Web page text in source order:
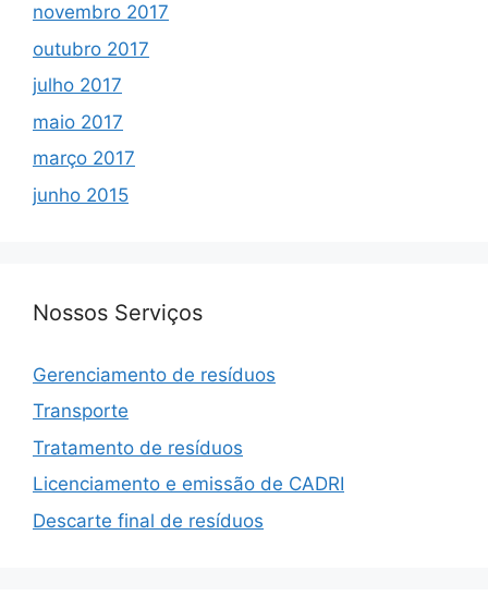
novembro 2017
outubro 2017
julho 2017
maio 2017
março 2017
junho 2015
Nossos Serviços
Gerenciamento de resíduos
Transporte
Tratamento de resíduos
Licenciamento e emissão de CADRI
Descarte final de resíduos